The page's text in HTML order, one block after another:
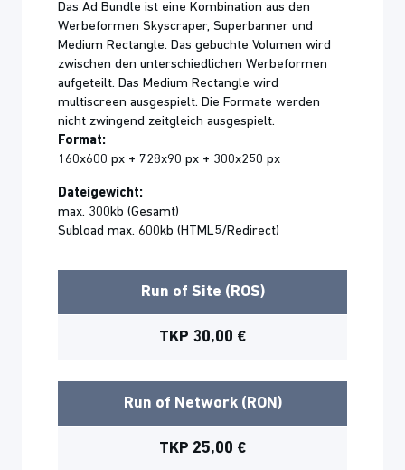
Das Ad Bundle ist eine Kombination aus den
Werbeformen Skyscraper, Superbanner und
Medium Rectangle. Das gebuchte Volumen wird
zwischen den unterschiedlichen Werbeformen
aufgeteilt. Das Medium Rectangle wird
multiscreen ausgespielt. Die Formate werden
nicht zwingend zeitgleich ausgespielt.
Format:
160x600 px + 728x90 px + 300x250 px
Dateigewicht:
max. 300kb (Gesamt)
Subload max. 600kb (HTML5/Redirect)
Run of Site (ROS)
TKP 30,00 €
Run of Network (RON)
TKP 25,00 €